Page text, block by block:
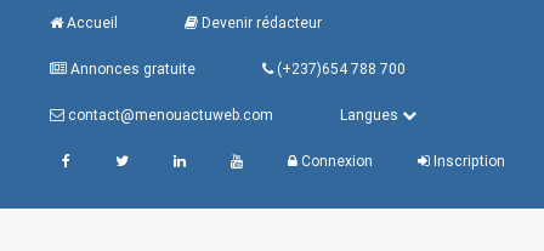
Accueil Devenir rédacteur
Annonces gratuite (+237)654 788 700
contact@menouactuweb.com Langues
Connexion Inscription